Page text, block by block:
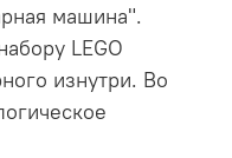
машина".
LEGO
изнутри. Во